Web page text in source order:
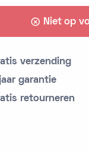
Niet op
verzending
garantie
retourneren